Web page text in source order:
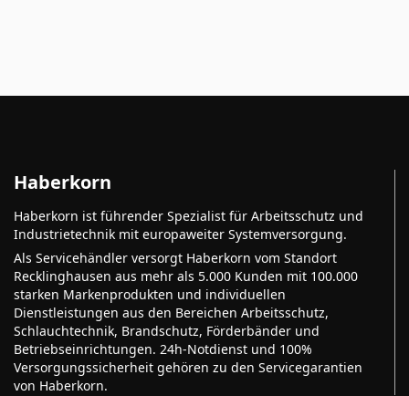
Haberkorn
Haberkorn ist führender Spezialist für Arbeitsschutz und
Industrietechnik mit europaweiter Systemversorgung.
Als Servicehändler versorgt Haberkorn vom Standort
Recklinghausen aus mehr als 5.000 Kunden mit 100.000
starken Markenprodukten und individuellen
Dienstleistungen aus den Bereichen Arbeitsschutz,
Schlauchtechnik, Brandschutz, Förderbänder und
Betriebseinrichtungen. 24h-Notdienst und 100%
Versorgungssicherheit gehören zu den Servicegarantien
von Haberkorn.